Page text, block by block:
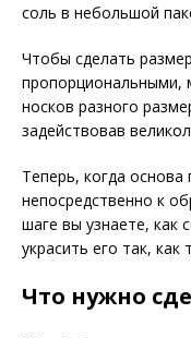
соль в небольшой
Чтобы сделать
пропорциональными,
носков разного
задействовав
Теперь, когда
непосредственно к
шаге вы узнаете, как
украсить его так, как
Что нужно